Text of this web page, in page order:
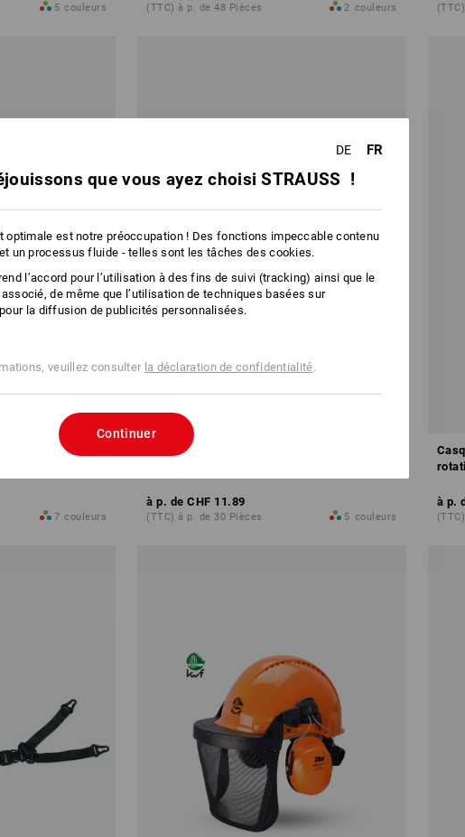
5 couleurs (TTC) à p. de 48 Pièces 2 couleurs
7 couleurs
Casque de protection à 4 et 6 points
à p. de CHF 11.89
(TTC) à p. de 30 Pièces 5 couleurs
à p.
DE FR
que vous ayez choisi STRAUSS !
optimale est notre préoccupation ! Des fonctions impeccable contenu
un processus fluide - telles sont les tâches des cookies.
l’accord pour l’utilisation à des fins de suivi (tracking) ainsi que le
de même que l’utilisation de techniques basées sur
la diffusion de publicités personnalisées.
veuillez consulter la déclaration de confidentialité.
Continuer